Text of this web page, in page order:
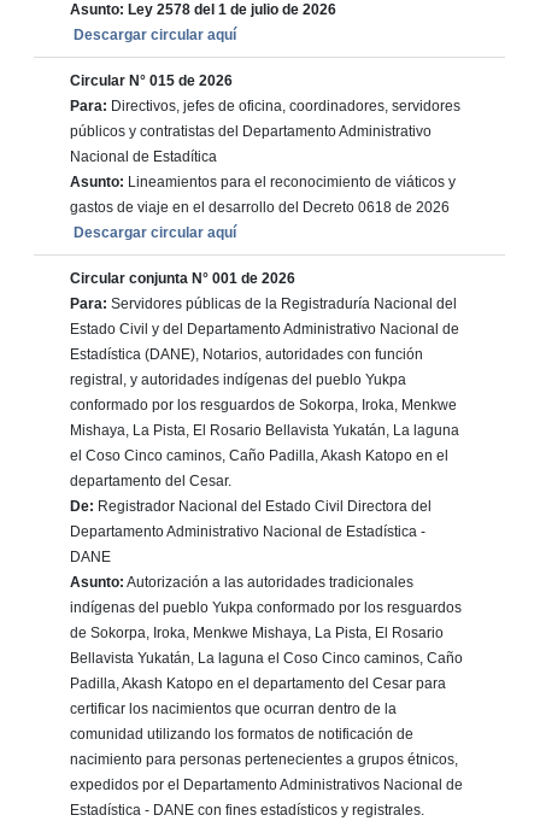
Asunto: Ley 2578 del 1 de julio de 2026
Descargar circular aquí
Circular N° 015 de 2026
Para: Directivos, jefes de oficina, coordinadores, servidores
públicos y contratistas del Departamento Administrativo
Nacional de Estadítica
Asunto: Lineamientos para el reconocimiento de viáticos y
gastos de viaje en el desarrollo del Decreto 0618 de 2026
Descargar circular aquí
Circular conjunta N° 001 de 2026
Para:Servidores públicas de la Registraduría Nacional del
Estado Civil y del Departamento Administrativo Nacional de
Estadística (DANE), Notarios, autoridades con función
registral, y autoridades indígenas del pueblo Yukpa
conformado por los resguardos de Sokorpa, Iroka, Menkwe
Mishaya, La Pista, El Rosario Bellavista Yukatán, La laguna
el Coso Cinco caminos, Caño Padilla, Akash Katopo en el
departamento del Cesar.
De: Registrador Nacional del Estado Civil Directora del
Departamento Administrativo Nacional de Estadística -
DANE
Asunto: Autorización a las autoridades tradicionales
indígenas del pueblo Yukpa conformado por los resguardos
de Sokorpa, Iroka, Menkwe Mishaya, La Pista, El Rosario
Bellavista Yukatán, La laguna el Coso Cinco caminos, Caño
Padilla, Akash Katopo en el departamento del Cesar para
certificar los nacimientos que ocurran dentro de la
comunidad utilizando los formatos de notificación de
nacimiento para personas pertenecientes a grupos étnicos,
expedidos por el Departamento Administrativos Nacional de
Estadística - DANE con fines estadísticos y registrales.